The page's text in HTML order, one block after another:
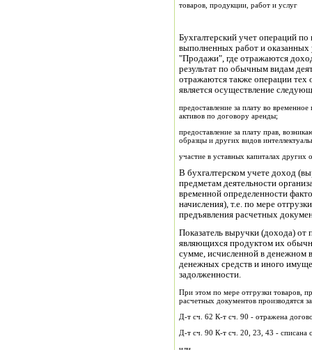
товаров, продукции, работ и услуг
Бухгалтерский учет операций
выполненных работ и оказанных
"Продажи", где отражаются
результат по обычным видам
отражаются также операции тех
является осуществление
предоставление за плату во
активов по договору аренды;
предоставление за плату прав,
образцы и других видов
участие в уставных капиталах других
В бухгалтерском учете доход
предметам деятельности
временной определенности
начисления), т.е. по мере
предъявления расчетных
Показатель выручки (дохода) от
являющихся продуктом их
сумме, исчисленной в денежном
денежных средств и иного
задолженности.
При этом по мере отгрузки товаров,
расчетных документов производятся
Д-т сч. 62 К-т сч. 90 - отражена
Д-т сч. 90 К-т сч. 20, 23, 43 - списана